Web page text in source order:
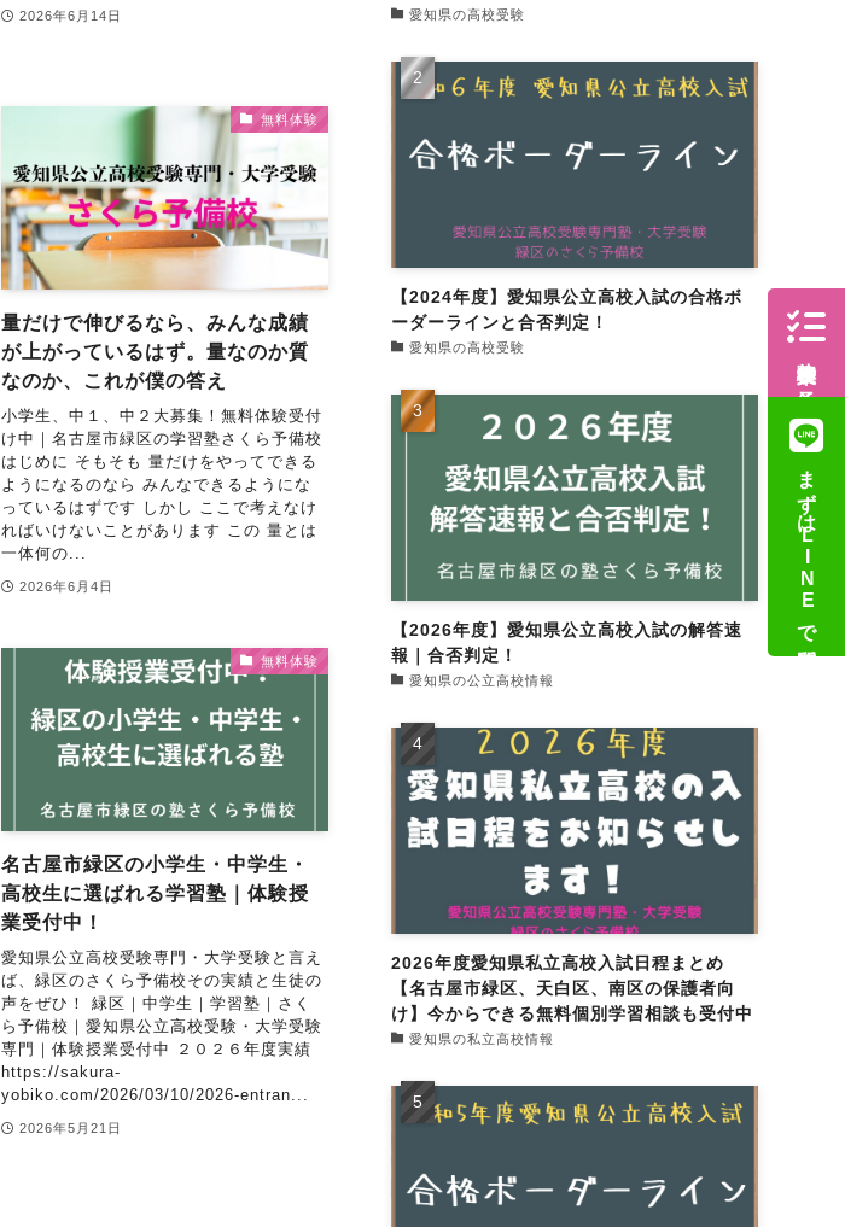
2026年6月14日
無料体験
量だけで伸びるなら、みんな成績
が上がっているはず。量なのか質
なのか、これが僕の答え
小学生、中１、中２大募集！無料体験受付
け中｜名古屋市緑区の学習塾さくら予備校
はじめに そもそも 量だけをやってできる
ようになるのなら みんなできるようにな
っているはずです しかし ここで考えなけ
ればいけないことがあります この 量とは
一体何の...
2026年6月4日
無料体験
名古屋市緑区の小学生・中学生・
高校生に選ばれる学習塾｜体験授
業受付中！
愛知県公立高校受験専門・大学受験と言え
ば、緑区のさくら予備校その実績と生徒の
声をぜひ！ 緑区｜中学生｜学習塾｜さく
ら予備校｜愛知県公立高校受験・大学受験
専門｜体験授業受付中 ２０２６年度実績
https://sakura-
yobiko.com/2026/03/10/2026-entran...
2026年5月21日
愛知県の高校受験
【2024年度】愛知県公立高校入試の合格ボ
ーダーラインと合否判定！
愛知県の高校受験
【2026年度】愛知県公立高校入試の解答速
報｜合否判定！
愛知県の公立高校情報
2026年度愛知県私立高校入試日程まとめ
【名古屋市緑区、天白区、南区の保護者向
け】今からできる無料個別学習相談も受付中
愛知県の私立高校情報
体験授業の予約
まずはLINEで質問